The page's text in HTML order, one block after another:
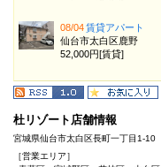
08/04賃貸アパート
仙台市太白区鹿野
52,000円[賃貸]
杜リゾート店舗情報
宮城県仙台市太白区長町一丁目1-10
［営業エリア］